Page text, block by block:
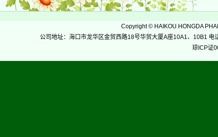
Copyright© HAIKOU HONGDA
公司地址：海口市龙华区金贸西路18号华贸大厦A座10A1、10B1
琼ICP证